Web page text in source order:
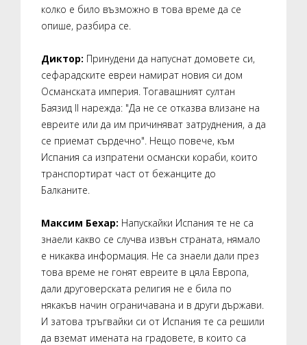
колко е било възможно в това време да се
опише, разбира се.
Диктор: Принудени да напуснат домовете си,
сефарадските евреи намират новия си дом
Османската империя. Тогавашният султан
Баязид II нарежда: "Да не се отказва влизане на
евреите или да им причиняват затруднения, а да
се приемат сърдечно". Нещо повече, към
Испания са изпратени османски кораби, които
транспортират част от бежанците до
Балканите.
Максим Бехар: Напускайки Испания те не са
знаели какво се случва извън страната, нямало
е никаква информация. Не са знаели дали през
това време не гонят евреите в цяла Европа,
дали друговерската религия не е била по
някакъв начин ограничавана и в други държави.
И затова тръгвайки си от Испания те са решили
да вземат имената на градовете, в които са